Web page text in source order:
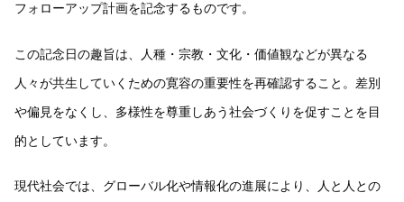
フォローアップ計画を記念するものです。
この記念日の趣旨は、人種・宗教・文化・価値観などが異なる
人々が共生していくための寛容の重要性を再確認すること。差別
や偏見をなくし、多様性を尊重しあう社会づくりを促すことを目
的としています。
現代社会では、グローバル化や情報化の進展により、人と人との